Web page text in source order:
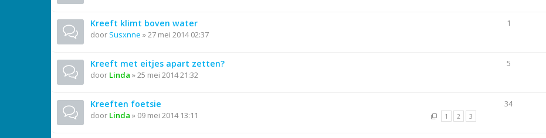
Kreeft klimt boven water
door Susxnne »27 mei 2014 02:37
1
Kreeft met eitjes apart zetten?
door Linda »25 mei 2014 21:32
5
Kreeften foetsie
door Linda » 09 mei 2014 13:11 1 2 3
34